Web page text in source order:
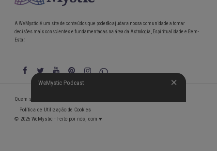
WeMystic Podcast
A WeMystic é um site de conteúdos que poderão ajudar a nossa comunidade a tomar
decisões mais conscientes e fundamentadas na área da Astrologia, Espiritualidade e Bem-
Estar.
WeMystic Podcast
Quem somos
Política de Utilização de Cookies
© 2025 WeMystic - Feito por nós, com ♥